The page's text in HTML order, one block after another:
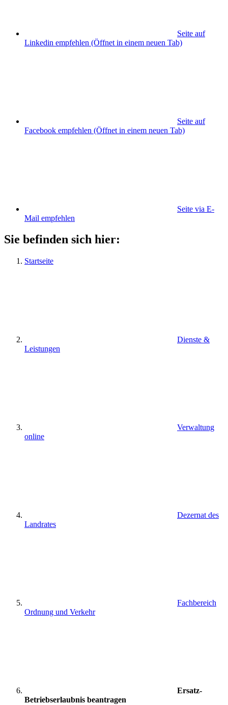
Seite auf
Linkedin empfehlen (Öffnet in einem neuen Tab)
Seite auf
Facebook empfehlen (Öffnet in einem neuen Tab)
Seite via E-
Mail empfehlen
Sie befinden sich hier:
Startseite
Dienste &
Leistungen
Verwaltung
online
Dezernat des
Landrates
Fachbereich
Ordnung und Verkehr
Ersatz-
Betriebserlaubnis beantragen